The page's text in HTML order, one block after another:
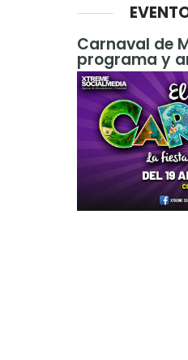
Carnaval de
programa y